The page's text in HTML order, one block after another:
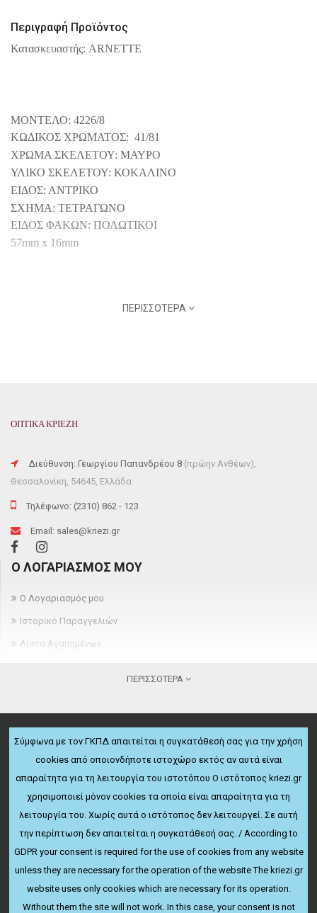
Περιγραφή Προϊόντος
Κατασκευαστής: ARNETTE
ΜΟΝΤΕΛΟ: 4226/8
ΚΩΔΙΚΟΣ ΧΡΩΜΑΤΟΣ: 41/81
ΧΡΩΜΑ ΣΚΕΛΕΤΟΥ: ΜΑΥΡΟ
ΥΛΙΚΟ ΣΚΕΛΕΤΟΥ: ΚΟΚΑΛΙΝΟ
ΕΙΔΟΣ: ΑΝΤΡΙΚΟ
ΣΧΗΜΑ: ΤΕΤΡΑΓΩΝΟ
ΕΙΔΟΣ ΦΑΚΩΝ: ΠΟΛΩΤΙΚΟΙ
57mm x 16mm
GENRE: MALE
ΠΕΡΙΣΣΌΤΕΡΑ
ΟΠΤΙΚΑ ΚΡΙΕΖΗ
Διεύθυνση: Γεωργίου Παπανδρέου 8 (πρώην Ανθέων),
Θεσσαλονίκη, 54645, Ελλάδα
Τηλέφωνο: (2310) 862 - 123
Email: sales@kriezi.gr
Ο ΛΟΓΑΡΙΑΣΜΌΣ ΜΟΥ
Ο Λογαριασμός μου
Ιστορικό Παραγγελιών
Λίστα Αγαπημένων
Σχετικά
Όροι παραγγελίας και παράδοσης
Πολιτική ακύρωσης & επιστροφών
Όροι χρήσης
Πολιτική Απορρήτου
ΠΕΡΙΣΣΌΤΕΡΑ
Ευρετήριο Κατασκευαστών
Χάρτης Ιστότοπου
ΠΕΡΙΣΣΌΤΕΡΑ
ΔΩΡΕΆΝ ΜΕΤΑΦΟΡΙΚΆ
Για παραγγελίες άνω των 50€
ΕΚΠΤΏΣΕΙΣ ΤΑΚΤΙΚΏΝ ΠΕΛΑΤΏΝ
Μέχρι 25% έκπτωση
Σύμφωνα με τον ΓΚΠΔ απαιτείται η συγκατάθεσή σας για την χρήση
cookies από οποιονδήποτε ιστοχώρο εκτός αν αυτά είναι
απαραίτητα για τη λειτουργία του ιστοτόπου Ο ιστότοπος kriezi.gr
χρησιμοποιεί μόνον cookies τα οποία είναι απαραίτητα για τη
λειτουργία του. Χωρίς αυτά ο ιστότοπος δεν λειτουργεί. Σε αυτή
την περίπτωση δεν απαιτείται η συγκατάθεσή σας. / According to
GDPR your consent is required for the use of cookies from any website
unless they are necessary for the operation of the website The kriezi.gr
website uses only cookies which are necessary for its operation.
Without them the site will not work. In this case, your consent is not